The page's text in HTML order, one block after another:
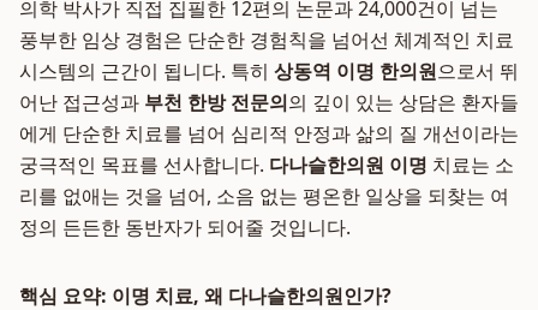
의학 박사가 직접 집필한 12편의 논문과 24,000건이 넘는
풍부한 임상 경험은 단순한 경험칙을 넘어선 체계적인 치료
시스템의 근간이 됩니다. 특히 상동역 이명 한의원으로서 뛰
어난 접근성과 부천 한방 전문의의 깊이 있는 상담은 환자들
에게 단순한 치료를 넘어 심리적 안정과 삶의 질 개선이라는
궁극적인 목표를 선사합니다. 다나슬한의원 이명 치료는 소
리를 없애는 것을 넘어, 소음 없는 평온한 일상을 되찾는 여
정의 든든한 동반자가 되어줄 것입니다.
핵심 요약: 이명 치료, 왜 다나슬한의원인가?